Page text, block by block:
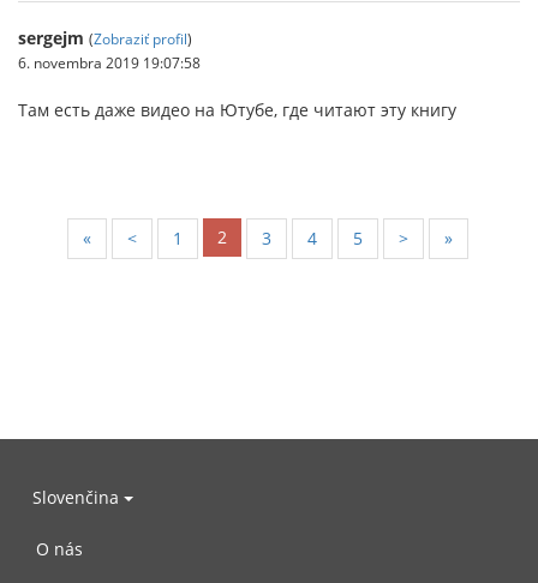
sergejm (Zobraziť profil)
6. novembra 2019 19:07:58
Там есть даже видео на Ютубе, где читают эту книгу
« < 1 2 3 4 5 > »
Slovenčina
O nás